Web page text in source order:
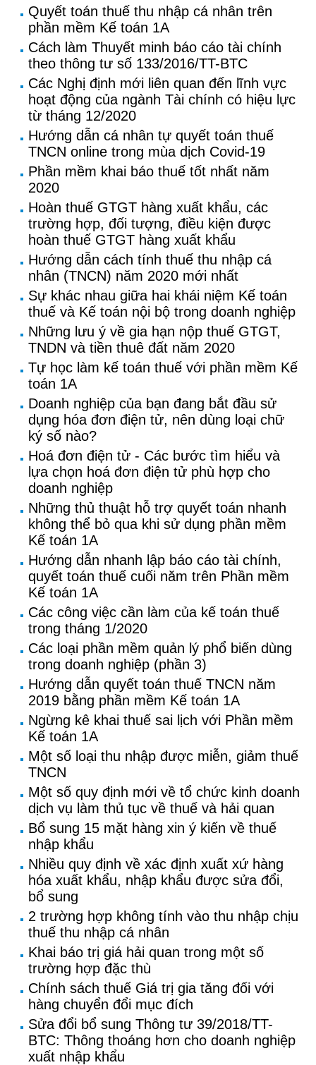
Quyết toán thuế thu nhập cá nhân trên
phần mềm Kế toán 1A
Cách làm Thuyết minh báo cáo tài chính
theo thông tư số 133/2016/TT-BTC
Các Nghị định mới liên quan đến lĩnh vực
hoạt động của ngành Tài chính có hiệu lực
từ tháng 12/2020
Hướng dẫn cá nhân tự quyết toán thuế
TNCN online trong mùa dịch Covid-19
Phần mềm khai báo thuế tốt nhất năm
2020
Hoàn thuế GTGT hàng xuất khẩu, các
trường hợp, đối tượng, điều kiện được
hoàn thuế GTGT hàng xuất khẩu
Hướng dẫn cách tính thuế thu nhập cá
nhân (TNCN) năm 2020 mới nhất
Sự khác nhau giữa hai khái niệm Kế toán
thuế và Kế toán nội bộ trong doanh nghiệp
Những lưu ý về gia hạn nộp thuế GTGT,
TNDN và tiền thuê đất năm 2020
Tự học làm kế toán thuế với phần mềm Kế
toán 1A
Doanh nghiệp của bạn đang bắt đầu sử
dụng hóa đơn điện tử, nên dùng loại chữ
ký số nào?
Hoá đơn điện tử - Các bước tìm hiểu và
lựa chọn hoá đơn điện tử phù hợp cho
doanh nghiệp
Những thủ thuật hỗ trợ quyết toán nhanh
không thể bỏ qua khi sử dụng phần mềm
Kế toán 1A
Hướng dẫn nhanh lập báo cáo tài chính,
quyết toán thuế cuối năm trên Phần mềm
Kế toán 1A
Các công việc cần làm của kế toán thuế
trong tháng 1/2020
Các loại phần mềm quản lý phổ biến dùng
trong doanh nghiệp (phần 3)
Hướng dẫn quyết toán thuế TNCN năm
2019 bằng phần mềm Kế toán 1A
Ngừng kê khai thuế sai lịch với Phần mềm
Kế toán 1A
Một số loại thu nhập được miễn, giảm thuế
TNCN
Một số quy định mới về tổ chức kinh doanh
dịch vụ làm thủ tục về thuế và hải quan
Bổ sung 15 mặt hàng xin ý kiến về thuế
nhập khẩu
Nhiều quy định về xác định xuất xứ hàng
hóa xuất khẩu, nhập khẩu được sửa đổi,
bổ sung
2 trường hợp không tính vào thu nhập chịu
thuế thu nhập cá nhân
Khai báo trị giá hải quan trong một số
trường hợp đặc thù
Chính sách thuế Giá trị gia tăng đối với
hàng chuyển đổi mục đích
Sửa đổi bổ sung Thông tư 39/2018/TT-
BTC: Thông thoáng hơn cho doanh nghiệp
xuất nhập khẩu